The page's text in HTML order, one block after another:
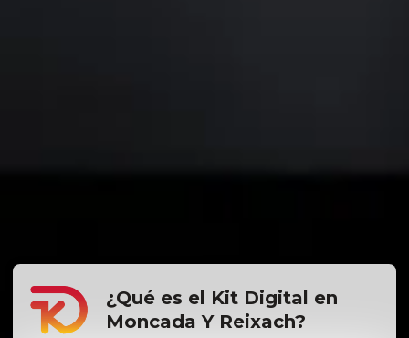
¿Qué es el Kit Digital en
Moncada Y Reixach?